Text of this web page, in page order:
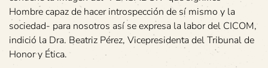
Hombre capaz de hacer introspección de sí mismo y la
sociedad- para nosotros así se expresa la labor del CICOM,
indició la Dra. Beatriz Pérez, Vicepresidenta del Tribunal de
Honor y Ética.